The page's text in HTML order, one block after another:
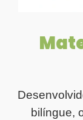
bilíngue,